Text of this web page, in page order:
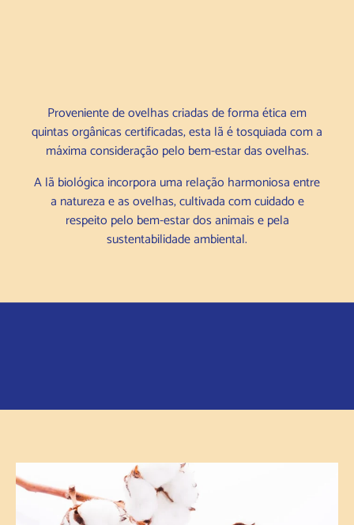
Proveniente de ovelhas criadas de forma ética em
quintas orgânicas certificadas, esta lã é tosquiada com a
máxima consideração pelo bem-estar das ovelhas.
A lã biológica incorpora uma relação harmoniosa entre
a natureza e as ovelhas, cultivada com cuidado e
respeito pelo bem-estar dos animais e pela
sustentabilidade ambiental.